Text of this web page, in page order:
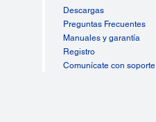
Descargas
Preguntas Frecuentes
Manuales y garantía
Registro
Comunícate con soporte